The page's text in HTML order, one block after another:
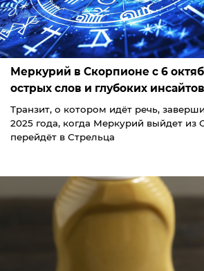
Меркурий в Скорпионе с 6
острых слов и глубоких инсайтов
Транзит, о котором идёт речь,
2025 года, когда Меркурий выйдет из
перейдёт в Стрельца